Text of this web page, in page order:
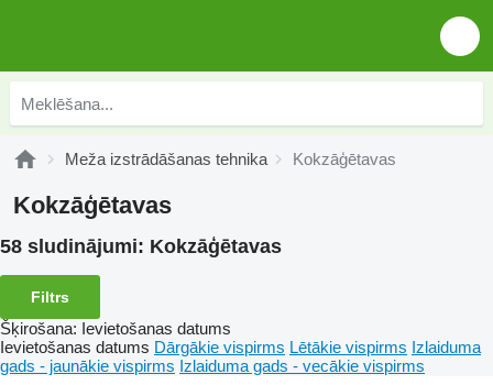
Meža izstrādāšanas tehnika Kokzāģētavas
Kokzāģētavas
58 sludinājumi: Kokzāģētavas
Filtrs
Šķirošana: Ievietošanas datums
Ievietošanas datums Dārgākie vispirms Lētākie vispirms Izlaiduma
gads - jaunākie vispirms Izlaiduma gads - vecākie vispirms